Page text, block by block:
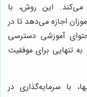
می‌کند. این روش، با
اجازه می‌دهد تا در
آموزشی دسترسی
به تنهایی برای موفقیت
با سرمایه‌گذاری در